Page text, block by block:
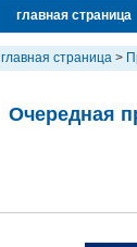
главная страница
главная страница >
Очередная